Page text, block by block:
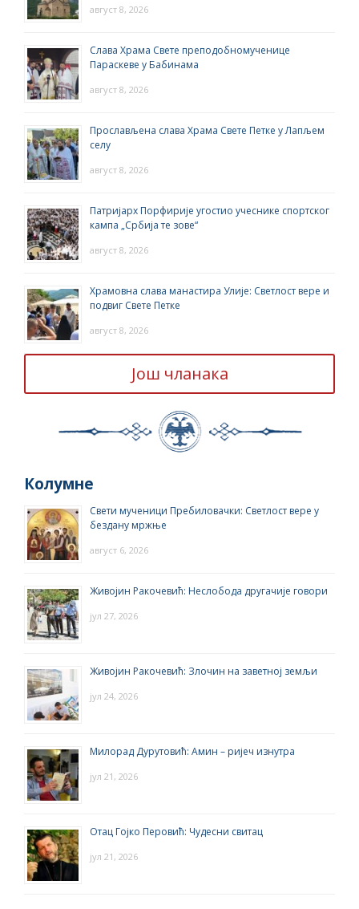
август 8, 2026
Слава Храма Свете преподобномученице
Параскеве у Бабинама
август 8, 2026
Прослављена слава Храма Свете Петке у Лапљем
селу
август 8, 2026
Патријарх Порфирије угостио учеснике спортског
кампа „Србија те зове“
август 8, 2026
Храмовна слава манастира Улије: Светлост вере и
подвиг Свете Петке
август 8, 2026
Још чланака
Колумне
Свети мученици Пребиловачки: Светлост вере у
бездану мржње
август 6, 2026
Живојин Ракочевић: Неслобода другачије говори
јул 27, 2026
Живојин Ракочевић: Злочин на заветној земљи
јул 24, 2026
Милорад Дурутовић: Амин – ријеч изнутра
јул 21, 2026
Отац Гојко Перовић: Чудесни свитац
јул 21, 2026